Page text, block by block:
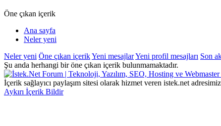
Öne çıkan içerik
Ana sayfa
Neler yeni
Neler yeni Öne çıkan içerikYeni mesajlarYeni profil mesajları Son
Şu anda herhangi bir öne çıkan içerik bulunmamaktadır.
İçerik sağlayıcı paylaşım sitesi olarak hizmet veren istek.net
Aykırı İçerik Bildir